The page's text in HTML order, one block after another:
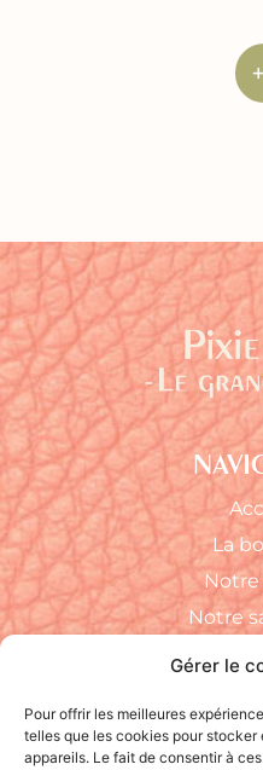
Gérer le
Pour offrir les meilleures
telles que les cookies pour
appareils. Le fait de consentir à
+
La
Notre
Notre